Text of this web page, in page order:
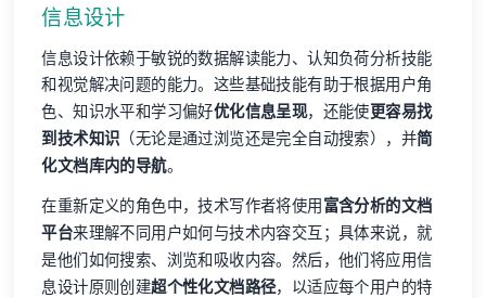
信息设计
信息设计依赖于敏锐的数据解读能力、认知负荷分析技能
和视觉解决问题的能力。这些基础技能有助于根据用户角
色、知识水平和学习偏好优化信息呈现，还能使更容易找
到技术知识 （无论是通过浏览还是完全自动搜索），并简
化文档库内的导航。
在重新定义的角色中，技术写作者将使用 富含分析的文档
平台来理解不同用户如何与技术内容交互；具体来说，就
是他们如何搜索、浏览和吸收内容。然后，他们将应用信
息设计原则创建超个性化文档路径，以适应每个用户的特